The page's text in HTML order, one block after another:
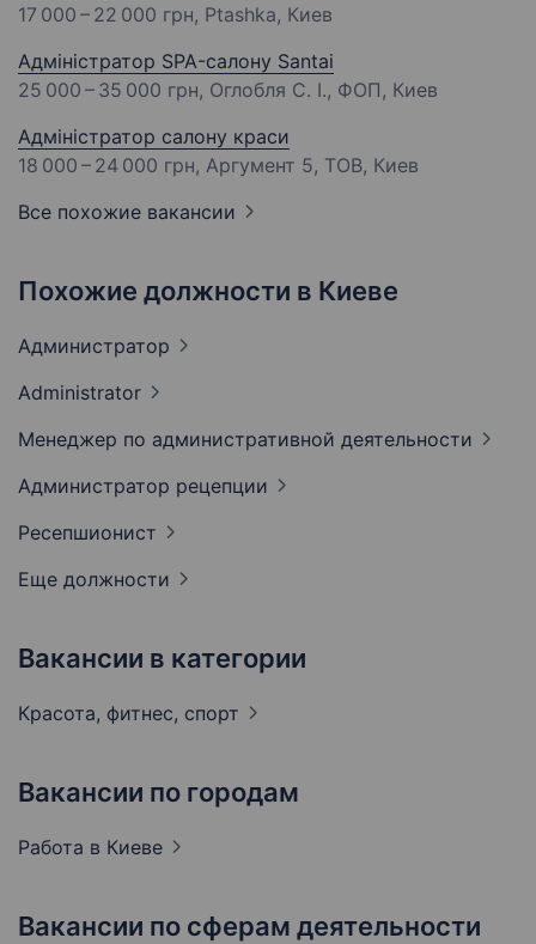
17 000 – 22 000 грн, Ptashka, Киев
Адміністратор SPA-салону Santai
25 000 – 35 000 грн, Оглобля С. І., ФОП, Киев
Адміністратор салону краси
18 000 – 24 000 грн, Аргумент 5, ТОВ, Киев
Все похожие вакансии
Похожие должности в Киеве
Администратор
Administrator
Менеджер по административной деятельности
Администратор рецепции
Ресепшионист
Еще должности
Вакансии в категории
Красота, фитнес, спорт
Вакансии по городам
Работа в Киеве
Вакансии по сферам деятельности